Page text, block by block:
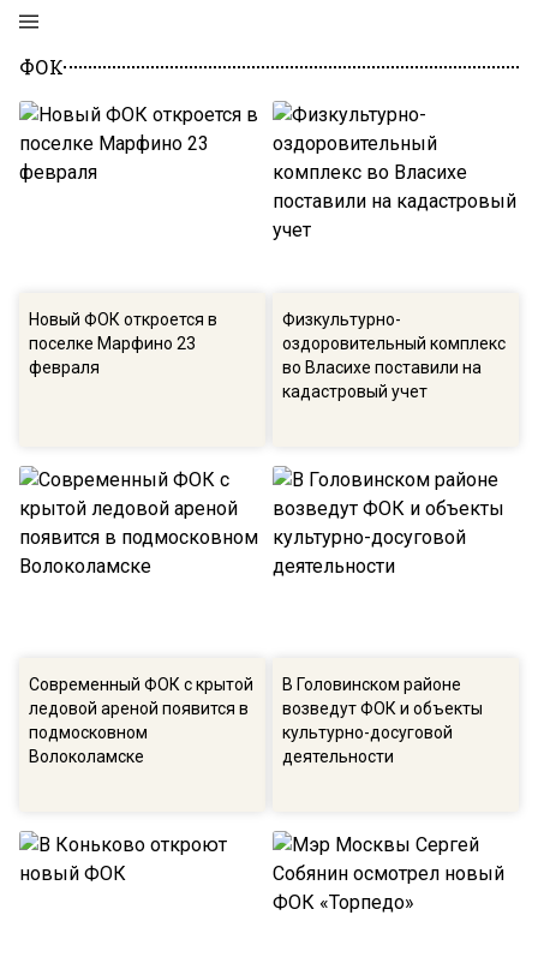
ФОК
Новый ФОК откроется в
поселке Марфино 23
февраля
Физкультурно-
оздоровительный комплекс
во Власихе поставили на
кадастровый учет
Современный ФОК с крытой
ледовой ареной появится в
подмосковном
Волоколамске
В Головинском районе
возведут ФОК и объекты
культурно-досуговой
деятельности